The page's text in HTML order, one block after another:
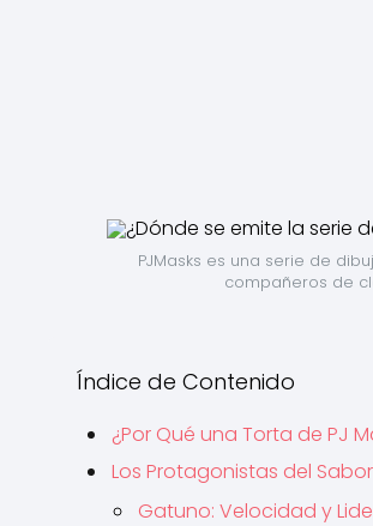
PJMasks es una serie de
compañeros de
Índice de Contenido
¿Por Qué una Torta de PJ
Los Protagonistas del
Gatuno: Velocidad y